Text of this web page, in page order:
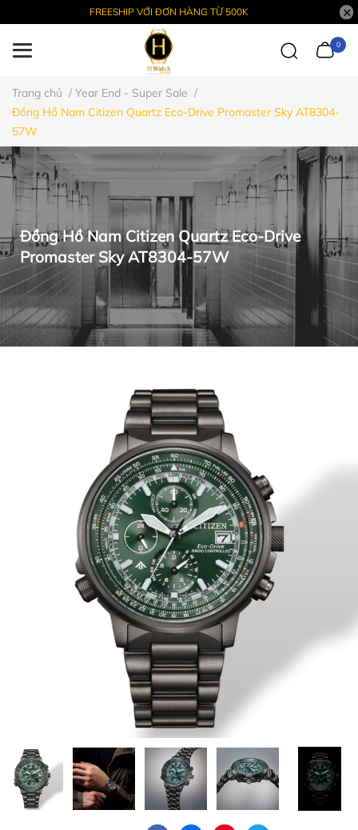
FREESHIP VỚI ĐƠN HÀNG TỪ 500K
0
Trang chủ / Year End - Super Sale /
Đồng Hồ Nam Citizen Quartz Eco-Drive Promaster Sky AT8304-
57W
Đồng Hồ Nam Citizen Quartz Eco-Drive
Promaster Sky AT8304-57W